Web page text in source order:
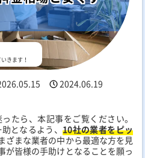
きます！
2024.06.19
たら、本記事をご覧ください。
となるよう、10社の業者をピッ
ざまな業者の中から最適な方を見
が皆様の手助けとなることを願っ